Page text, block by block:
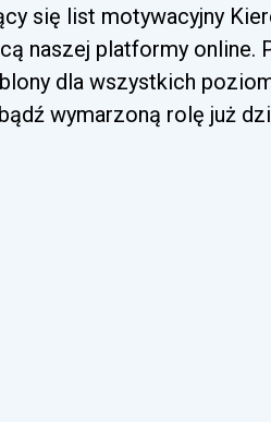
się list motywacyjny
naszej platformy online.
dla wszystkich
wymarzoną rolę już